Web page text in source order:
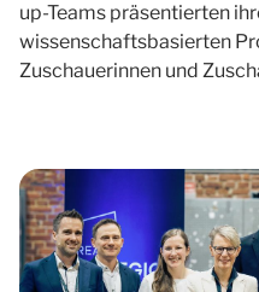
up-Teams präsentierten
wissenschaftsbasierten
Zuschauerinnen und